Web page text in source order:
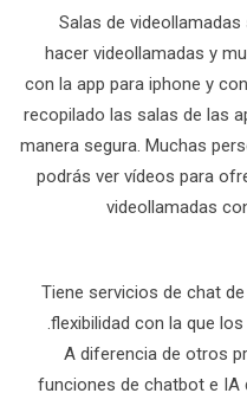
Salas de
hacer videollamadas y
con la app para iphone y
recopilado las salas de las
manera segura. Muchas
podrás ver vídeos para
videollamadas
Tiene servicios de chat
flexibilidad con la que
A diferencia de otros
funciones de chatbot e IA